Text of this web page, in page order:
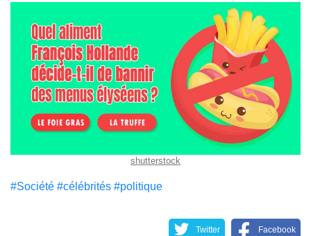
shutterstock
#Société #célébrités #politique
Twitter Facebook